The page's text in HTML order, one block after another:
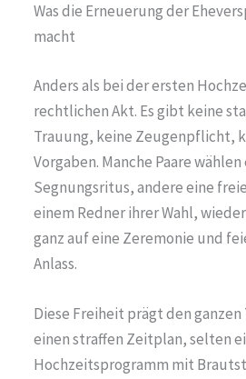
Was die Erneuerung der
macht
Anders als bei der ersten
rechtlichen Akt. Es gibt keine
Trauung, keine Zeugenpflicht,
Vorgaben. Manche Paare
Segnungsritus, andere eine
einem Redner ihrer Wahl,
ganz auf eine Zeremonie und
Anlass.
Diese Freiheit prägt den ganzen
einen straffen Zeitplan, selten
Hochzeitsprogramm mit